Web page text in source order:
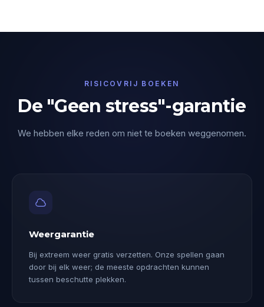
RISICOVRIJ BOEKEN
De "Geen stress"-garantie
We hebben elke reden om niet te boeken weggenomen.
Weergarantie
Bij extreem weer gratis verzetten. Onze spellen gaan
door bij elk weer; de meeste opdrachten kunnen
tussen beschutte plekken.